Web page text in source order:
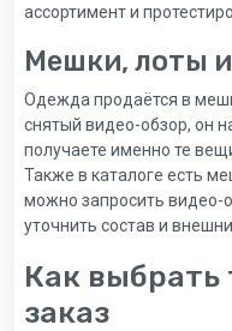
ассортимент и
Мешки, лоты
Одежда продаётся в
снятый видео-обзор, он
получаете именно те
Также в каталоге есть
можно запросить видео-
уточнить состав и
Как выбрать
заказ